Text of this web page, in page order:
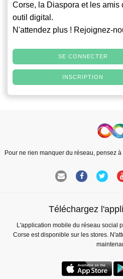
Corse, la Diaspora et les amis
outil digital.
N'attendez plus ! Rejoignez-
SE CONNECTER
INSCRIPTION
Pour ne rien manquer du réseau, pensez
Téléchargez
L'application mobile du réseau social
Corse est disponible sur les stores.